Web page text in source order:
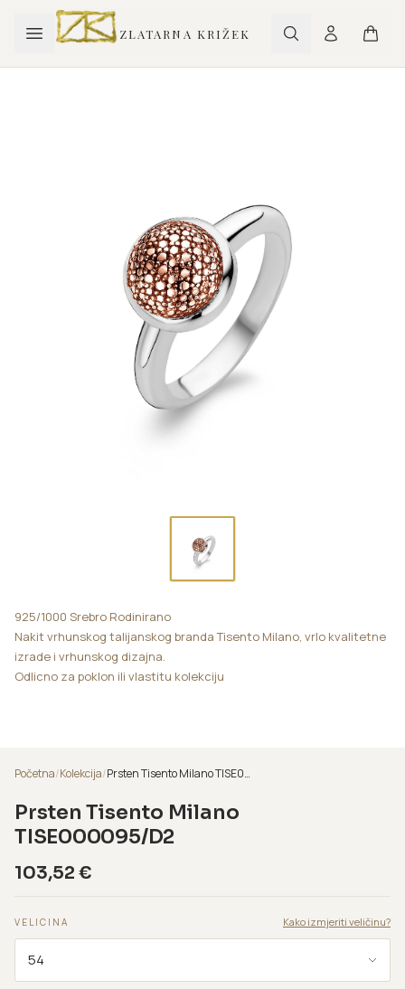
ZLATARNA KRIŽEK
925/1000 Srebro Rodinirano
Nakit vrhunskog talijanskog branda Tisento Milano, vrlo kvalitetne
izrade i vrhunskog dizajna.
Odlicno za poklon ili vlastitu kolekciju
Početna/Kolekcija/ Prsten Tisento Milano TISE000095/D2
Prsten Tisento Milano
TISE000095/D2
103,52 €
VELICINA Kako izmjeriti veličinu?